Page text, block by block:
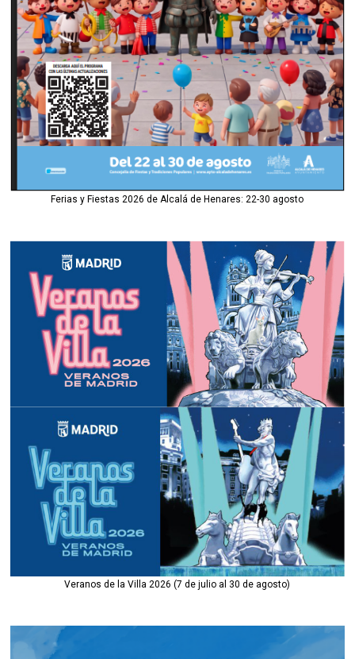
Ferias y Fiestas 2026 de Alcalá de Henares: 22-30 agosto
Veranos de la Villa 2026 (7 de julio al 30 de agosto)